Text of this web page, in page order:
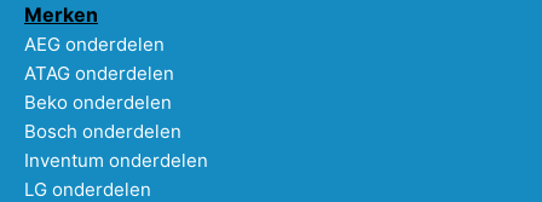
Merken
AEG onderdelen
ATAG onderdelen
Beko onderdelen
Bosch onderdelen
Inventum onderdelen
LG onderdelen